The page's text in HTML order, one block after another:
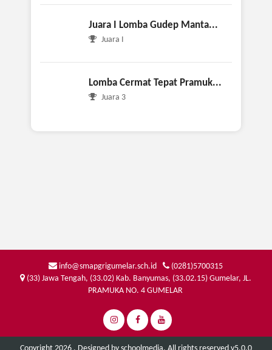
Juara I Lomba Gudep Manta...
Juara I
Lomba Cermat Tepat Pramuk...
Juara 3
info@smapgrigumelar.sch.id
(0281)5700315
(33) Jawa Tengah, (33.02) Kab. Banyumas, (33.02.15) Gumelar, JL.
PRAMUKA NO. 4 GUMELAR